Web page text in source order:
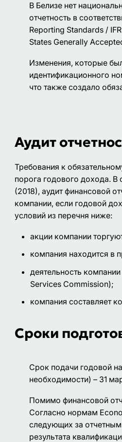
В Белизе нет
отчетность в
Reporting Standards /
States Generally
Изменения, которые
идентификационного
что также создало
Аудит
Требования к
порога годового дохода. В
(2018), аудит финансовой
компании, если годовой
условий из перечня ниже:
акции компании
компания находится в
деятельность
Services Commission);
компания составляет
Сроки
Срок подачи годовой
необходимости) – 31
Помимо финансовой
Согласно нормам
следующих за отчетным
результата